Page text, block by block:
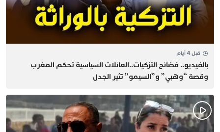
قبل 4 أيام
بالفيديو.. فضائح التزكيات..العائلات السياسية تحكم المغرب
وقصة “وهبي” و”السيمو” تثير الجدل